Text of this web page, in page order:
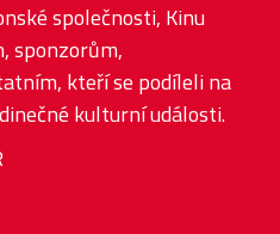
společnosti, Kinu
sponzorům,
kteří se podíleli na
kulturní události.